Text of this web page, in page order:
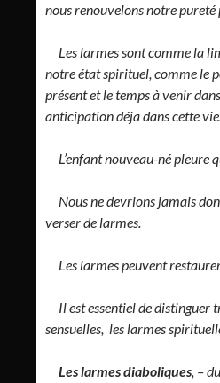
nous renouvelons notre pureté
Les larmes sont comme la
notre état spirituel, comme le
présent et le temps à venir
anticipation déja dans cette
L’enfant nouveau-né pleure
Nous ne devrions jamais
verser de larmes.
Les larmes peuvent
Il est essentiel de distinguer
sensuelles, les larmes
Les larmes diaboliques, –